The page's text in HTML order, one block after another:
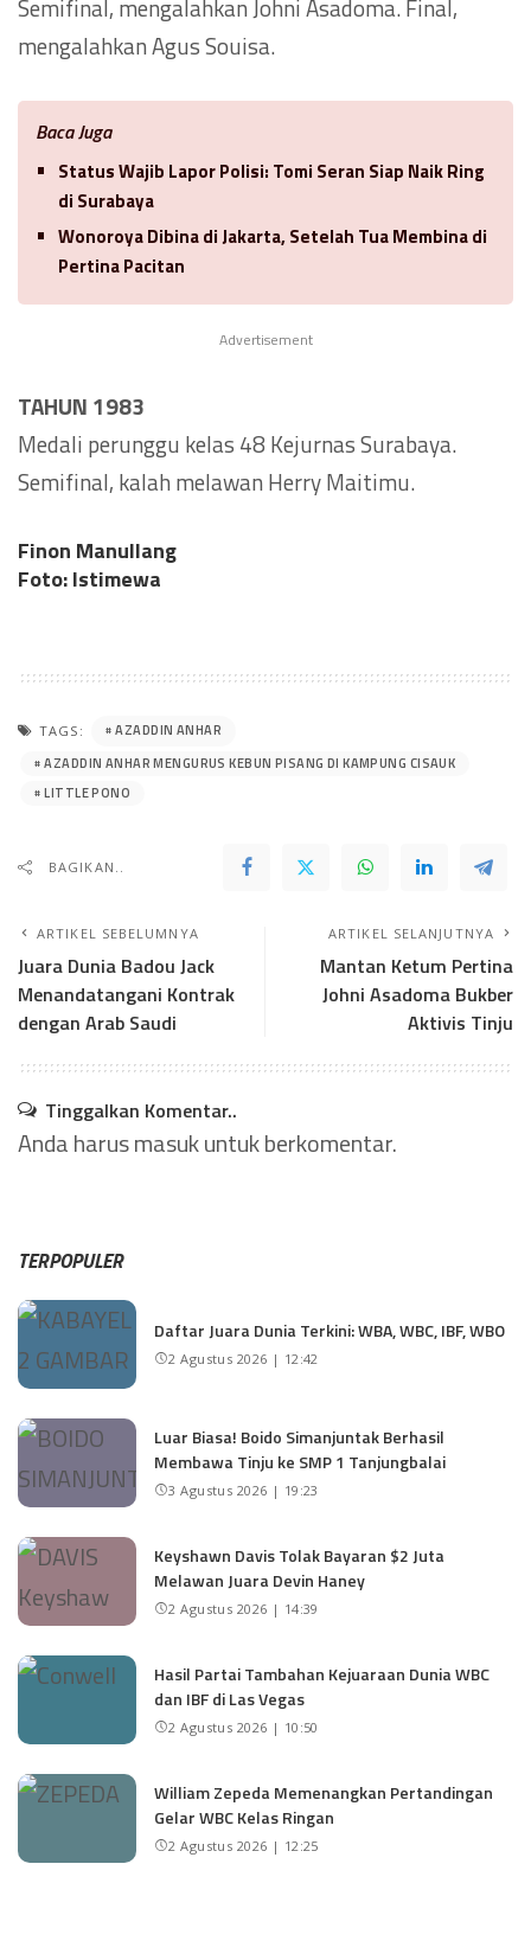
Semifinal, mengalahkan Johni Asadoma. Final,
mengalahkan Agus Souisa.
Baca Juga
Status Wajib Lapor Polisi: Tomi Seran Siap Naik Ring
di Surabaya
Wonoroya Dibina di Jakarta, Setelah Tua Membina di
Pertina Pacitan
Advertisement
TAHUN 1983
Medali perunggu kelas 48 Kejurnas Surabaya.
Semifinal, kalah melawan Herry Maitimu.
Finon Manullang
Foto: Istimewa
TAGS:
AZADDIN ANHAR
AZADDIN ANHAR MENGURUS KEBUN PISANG DI KAMPUNG CISAUK
LITTLE PONO
BAGIKAN..
ARTIKEL SEBELUMNYA
Juara Dunia Badou Jack
Menandatangani Kontrak
dengan Arab Saudi
ARTIKEL SELANJUTNYA
Mantan Ketum Pertina
Johni Asadoma Bukber
Aktivis Tinju
Tinggalkan Komentar..
Anda harusmasukuntuk berkomentar.
TERPOPULER
Daftar Juara Dunia Terkini: WBA, WBC, IBF, WBO
2 Agustus 2026 | 12:42
Luar Biasa! Boido Simanjuntak Berhasil
Membawa Tinju ke SMP 1 Tanjungbalai
3 Agustus 2026 | 19:23
Keyshawn Davis Tolak Bayaran $2 Juta
Melawan Juara Devin Haney
2 Agustus 2026 | 14:39
Hasil Partai Tambahan Kejuaraan Dunia WBC
dan IBF di Las Vegas
2 Agustus 2026 | 10:50
William Zepeda Memenangkan Pertandingan
Gelar WBC Kelas Ringan
2 Agustus 2026 | 12:25